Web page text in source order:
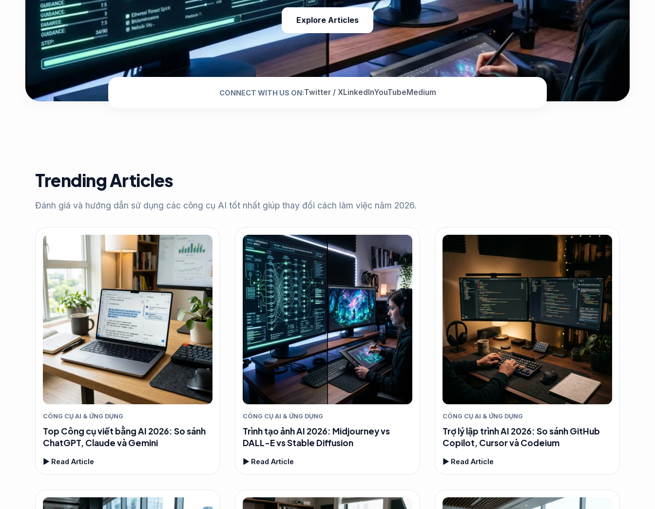
Explore Articles
CONNECT WITH US ON:Twitter / XLinkedInYouTubeMedium
Trending Articles
Đánh giá và hướng dẫn sử dụng các công cụ AI tốt nhất giúp thay đổi cách làm việc năm 2026.
CÔNG CỤ AI & ỨNG DỤNG
Top Công cụ viết bằng AI 2026: So sánh
ChatGPT, Claude và Gemini
▶ Read Article
CÔNG CỤ AI & ỨNG DỤNG
Trình tạo ảnh AI 2026: Midjourney vs
DALL-E vs Stable Diffusion
▶ Read Article
CÔNG CỤ AI & ỨNG DỤNG
Trợ lý lập trình AI 2026: So sánh GitHub
Copilot, Cursor và Codeium
▶ Read Article